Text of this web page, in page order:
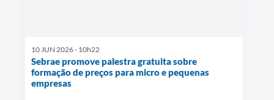
10 JUN 2026 - 10h22
Sebrae promove palestra gratuita sobre
formação de preços para micro e pequenas
empresas